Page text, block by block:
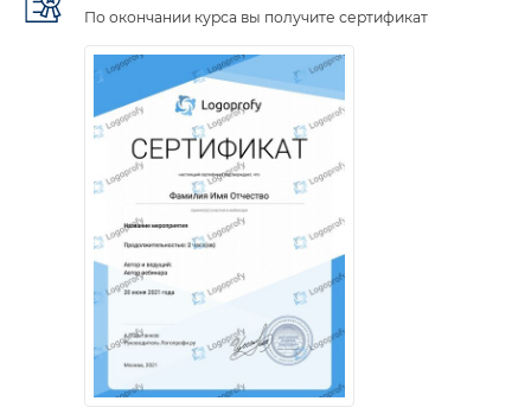
По окончании курса вы получите сертификат